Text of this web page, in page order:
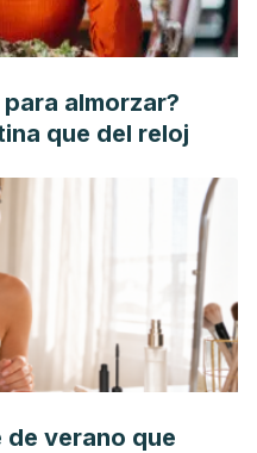
almorzar?
que del reloj
de verano que